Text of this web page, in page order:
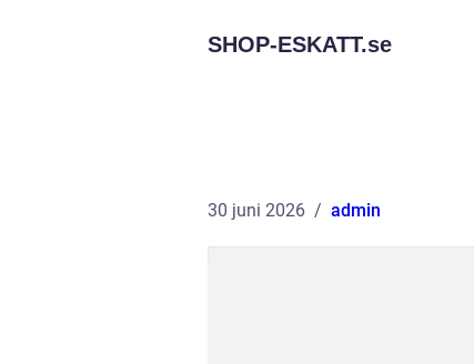
SHOP-ESKATT.se
30 juni 2026 admin